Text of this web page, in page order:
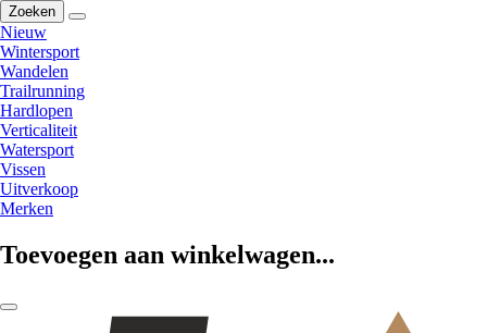
Zoeken
Nieuw
Wintersport
Wandelen
Trailrunning
Hardlopen
Verticaliteit
Watersport
Vissen
Uitverkoop
Merken
Toevoegen aan winkelwagen...